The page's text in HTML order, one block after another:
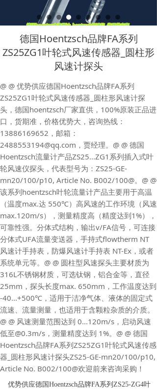
德国Hoentzsch品牌FA系列
ZS25ZG1叶轮式风速传感器_圆柱形
风速计探头
@ @ 优势供应德国Hoentzsch品牌FA系列
ZS25ZG1叶轮式风速传感器_圆柱形风速计探
头，德国hoentzsch厂家直供，100%原装正品进
口，货期准，价格优势大，咨询热线：
13886169652，邮箱：
2488553194@qq.com，贾经理。@ @ 德国
Hoentzsch流量计产品ZS25...ZG1系列插入式叶
轮风速仪探头，代表型号为：ZS25-GE-
mn20/100/p10, Article No. B002/100@。@ @
该系列hoentzsch叶轮流量计产品主要用于高温
（温度max.达 550℃）高风速的工作环境（风速
max.120m/s），测量精度高（精度达到1%），
可靠性强。分体式结构，输出v/FA信号，可连接
分体式UFA流量变送器，手持式flowtherm NT
风速计手持表，防爆风速计手持表 NT-Ex，或者
系统单元等。@ @ 圆柱型风速探头主要材质为
316L不锈钢材质，可选钛钢，铝合金等，直径
25mm，探头长度max. 650mm，工作温度达到
-40...+500℃，适用于洁净气体、液体的固定式
流速、流量测量，也适用于含颗粒杂质的介质。
@ @ 风速测量范围达到 0...120m/s，启动风速
低至@0.3m/s，测量精度达到 1%。@ @ 德国
Hoentzsch品牌FA系列ZS25ZG1叶轮式风速传感
器_圆柱形风速计探头ZS25-GE-mn20/100/p10,
Article No. B002/100@欢迎前来咨询采购！
优势供应德国Hoentzsch品牌FA系列ZS25-ZG4叶